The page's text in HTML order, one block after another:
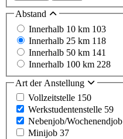
Abstand
Innerhalb 10 km 103
Innerhalb 25 km 118
Innerhalb 50 km 141
Innerhalb 100 km 228
Art der Anstellung
Vollzeitstelle 150
Werkstudentenstelle 59
Nebenjob/Wochenendjob
Minijob 37